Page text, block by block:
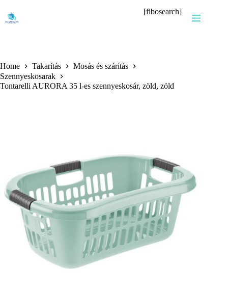
content
[fibosearch]
Home Takarítás
Mosás és szárítás
Szennyeskosarak
Tontarelli AURORA 35 l-es szennyeskosár, zöld, zöld